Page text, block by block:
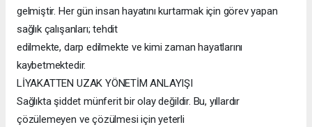
gelmiştir. Her gün insan hayatını kurtarmak için görev yapan
sağlık çalışanları; tehdit
edilmekte, darp edilmekte ve kimi zaman hayatlarını
kaybetmektedir.
LİYAKATTEN UZAK YÖNETİM ANLAYIŞI
Sağlıkta şiddet münferit bir olay değildir. Bu, yıllardır
çözülemeyen ve çözülmesi için yeterli